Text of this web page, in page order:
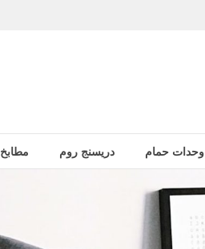
وحدات حمام دريسنج روم مطابخ